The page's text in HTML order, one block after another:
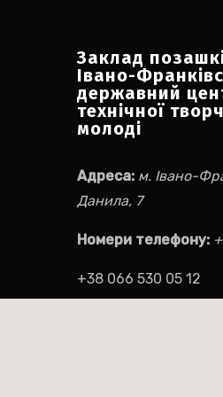
Заклад
Івано-
державний
технічної
молоді
Адреса: м. Івано-
Данила, 7
Номери телефону:
+38 066 530 05 12